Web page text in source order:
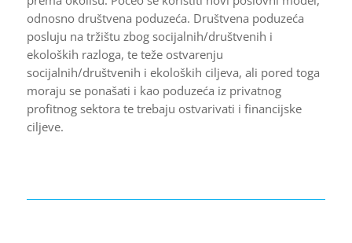
odnosno društvena poduzeća. Društvena poduzeća
posluju na tržištu zbog socijalnih/društvenih i
ekoloških razloga, te teže ostvarenju
socijalnih/društvenih i ekoloških ciljeva, ali pored toga
moraju se ponašati i kao poduzeća iz privatnog
profitnog sektora te trebaju ostvarivati i financijske
ciljeve.